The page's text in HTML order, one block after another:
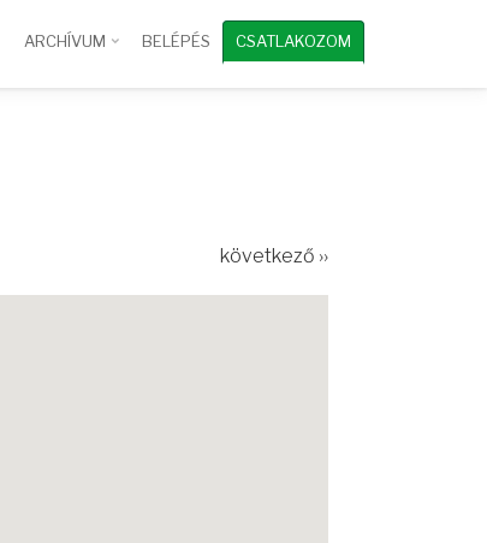
ARCHÍVUM BELÉPÉS CSATLAKOZOM
következő ››